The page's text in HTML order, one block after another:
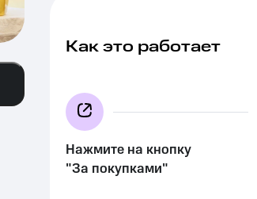
Как это работает
Нажмите на кнопку
"За покупками"